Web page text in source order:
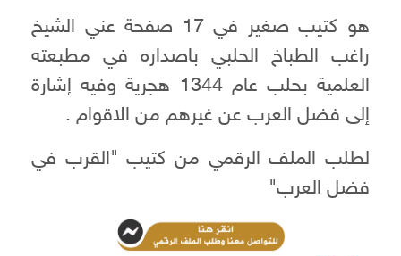
هو كتيب صغير في 17 صفحة عني الشيخ
راغب الطباخ الحلبي باصداره في مطبعته
العلمية بحلب عام 1344 هجرية وفيه إشارة
إلى فضل العرب عن غيرهم من الاقوام .
لطلب الملف الرقمي من كتيب "القرب في
فضل العرب"